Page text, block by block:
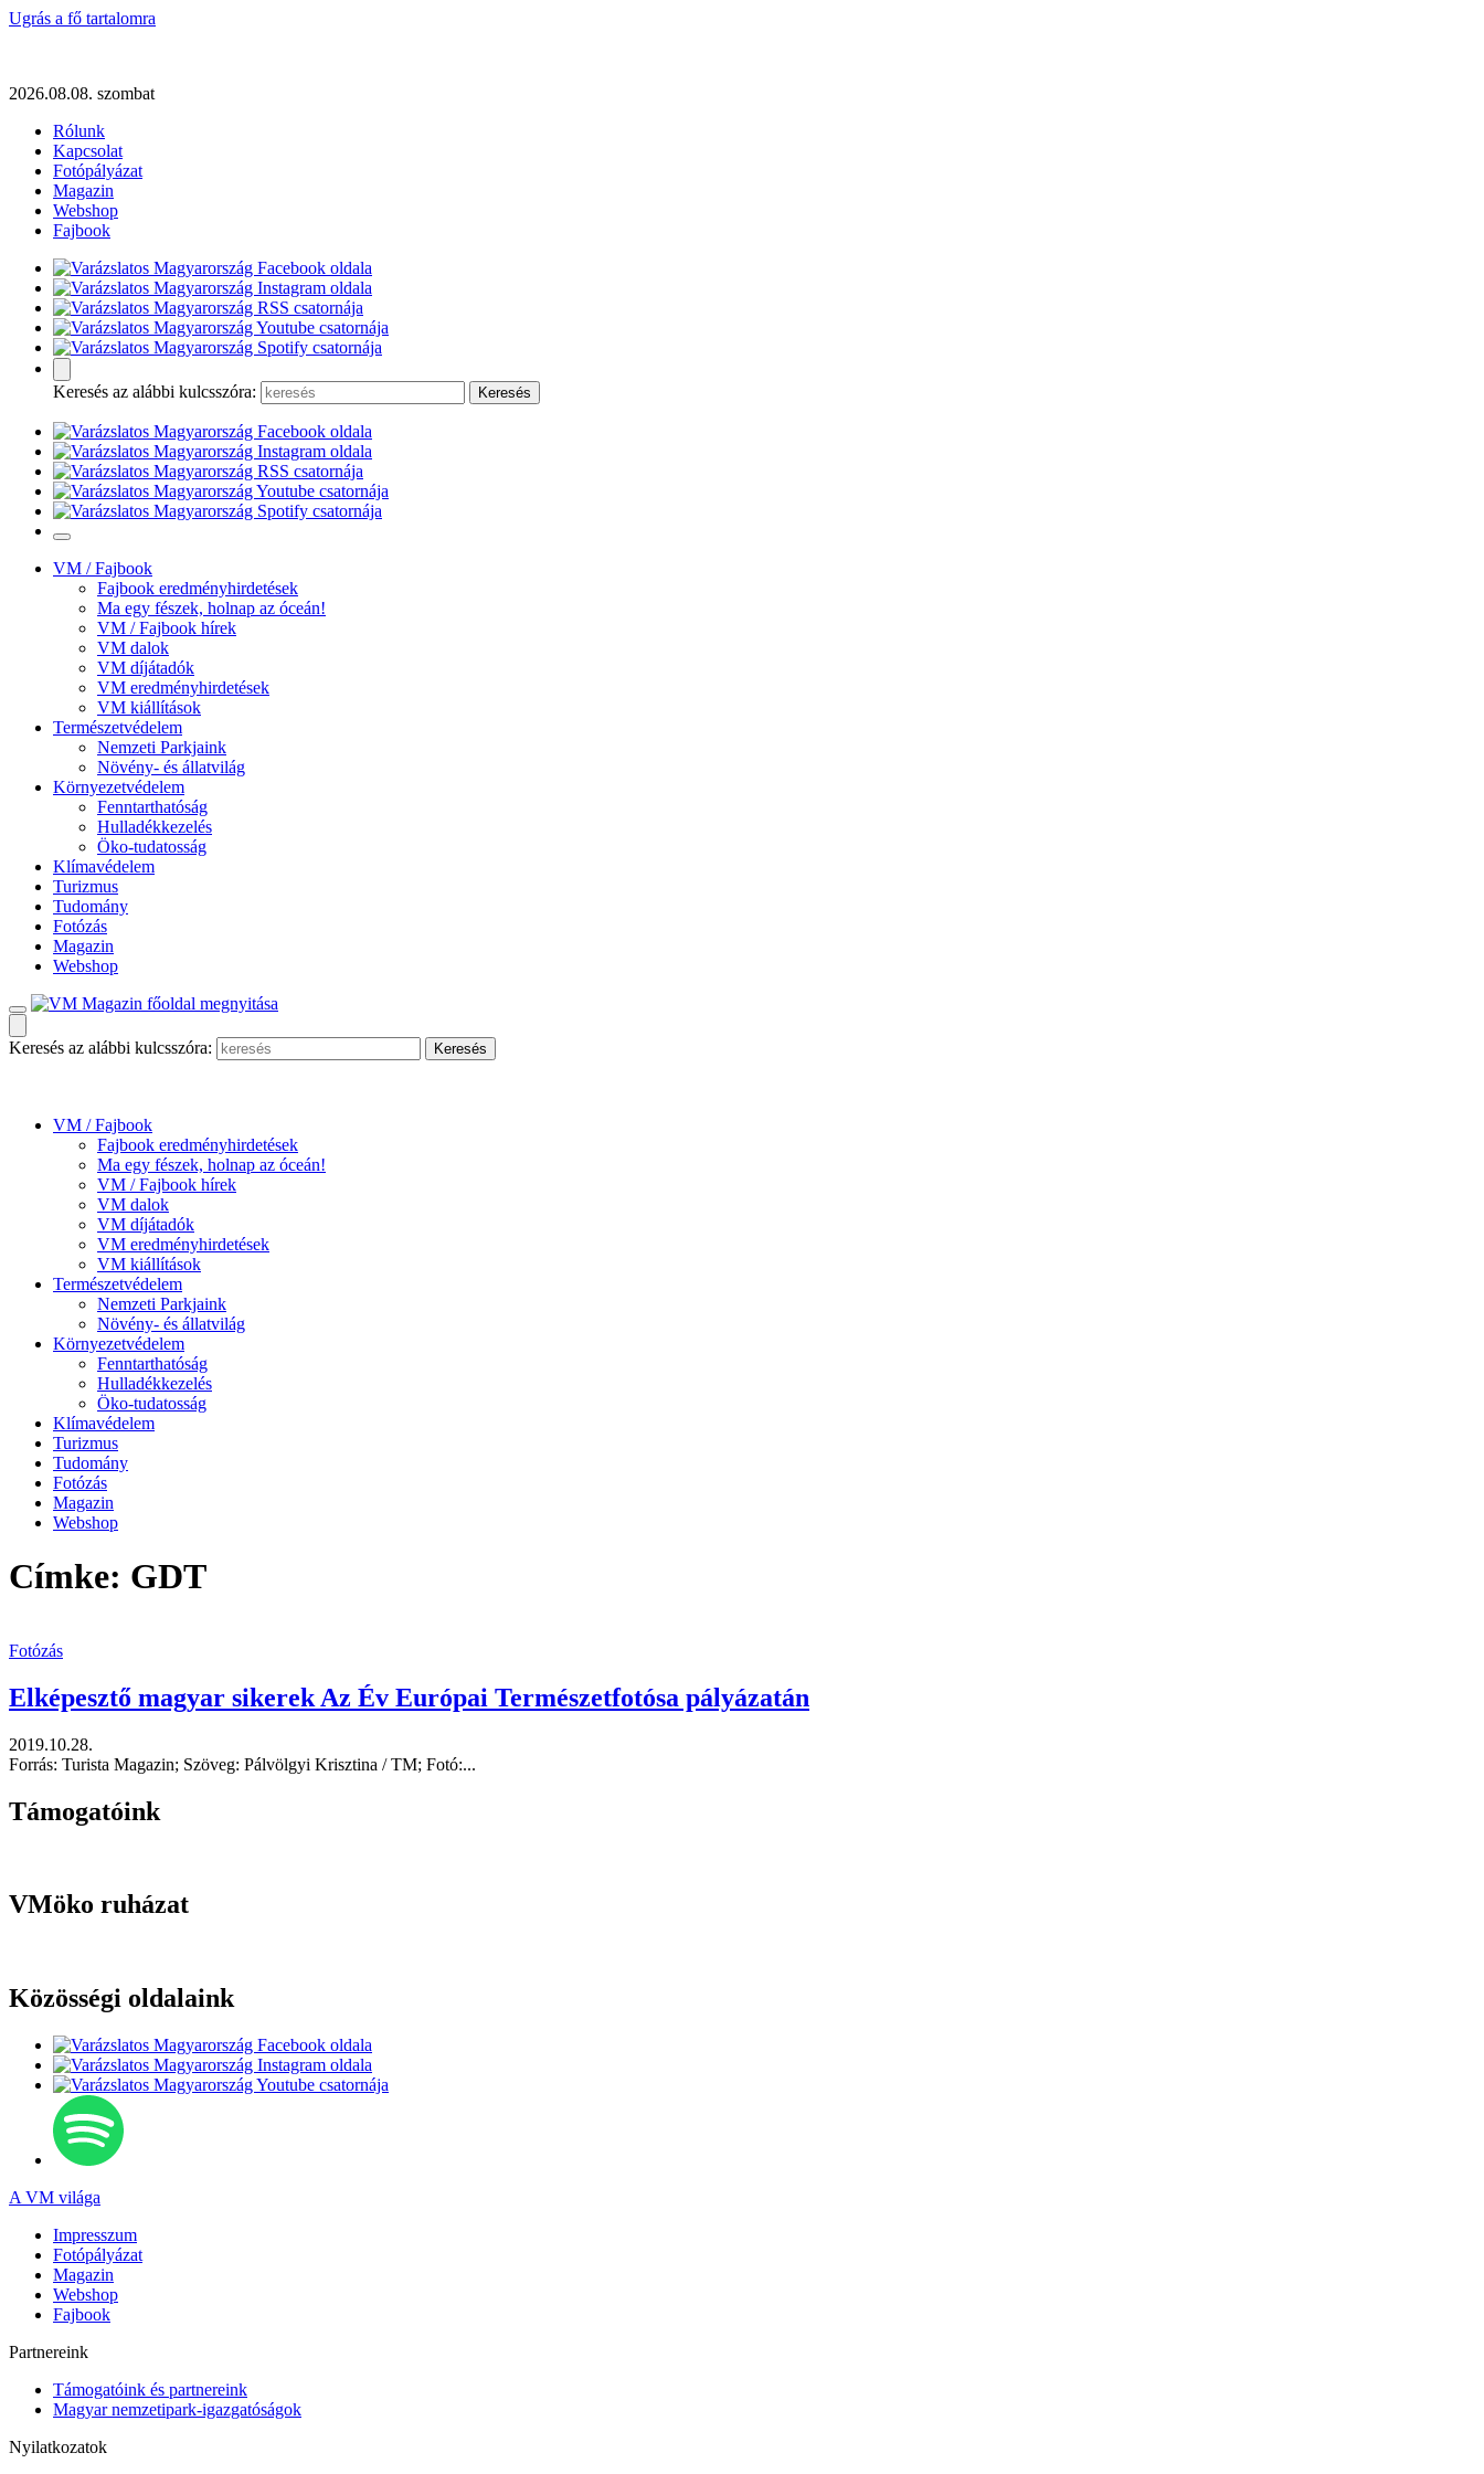
Ugrás a fő tartalomra
2026.08.08. szombat
Rólunk
Kapcsolat
Fotópályázat
Magazin
Webshop
Fajbook
Keresés az alábbi kulcsszóra:
VM / Fajbook
Fajbook eredményhirdetések
Ma egy fészek, holnap az óceán!
VM / Fajbook hírek
VM dalok
VM díjátadók
VM eredményhirdetések
VM kiállítások
Természetvédelem
Nemzeti Parkjaink
Növény- és állatvilág
Környezetvédelem
Fenntarthatóság
Hulladékkezelés
Öko-tudatosság
Klímavédelem
Turizmus
Tudomány
Fotózás
Magazin
Webshop
Keresés az alábbi kulcsszóra:
VM / Fajbook
Fajbook eredményhirdetések
Ma egy fészek, holnap az óceán!
VM / Fajbook hírek
VM dalok
VM díjátadók
VM eredményhirdetések
VM kiállítások
Természetvédelem
Nemzeti Parkjaink
Növény- és állatvilág
Környezetvédelem
Fenntarthatóság
Hulladékkezelés
Öko-tudatosság
Klímavédelem
Turizmus
Tudomány
Fotózás
Magazin
Webshop
Címke: GDT
Fotózás
Elképesztő magyar sikerek Az Év Európai Természetfotósa pályázatán
2019.10.28.
Forrás: Turista Magazin; Szöveg: Pálvölgyi Krisztina / TM; Fotó:...
Támogatóink
VMöko ruházat
Közösségi oldalaink
A VM világa
Impresszum
Fotópályázat
Magazin
Webshop
Fajbook
Partnereink
Támogatóink és partnereink
Magyar nemzetipark-igazgatóságok
Nyilatkozatok